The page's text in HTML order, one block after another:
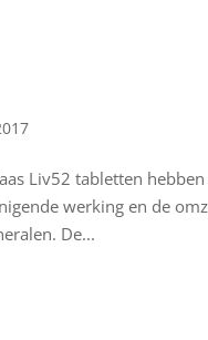
Liv52 tabletten
werking en de
De...